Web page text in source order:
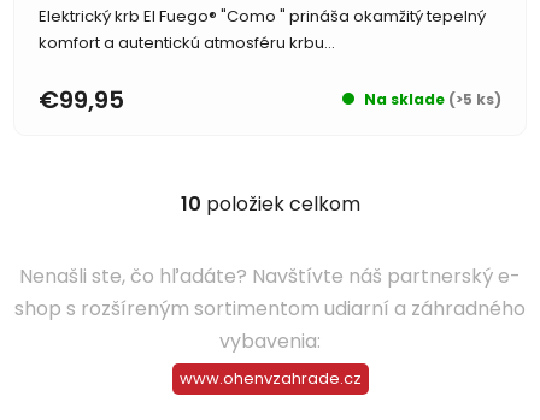
Na sklade (>5 ks)
€99,95
Elektrický krb El Fuego® "Como " prináša okamžitý tepelný
komfort a autentickú atmosféru krbu...
O
l
á
d
a
c
i
10 položiek celkom
Nenašli ste, čo hľadáte? Navštívte náš partnerský e-
shop s rozšíreným sortimentom udiarní a záhradného
vybavenia:
www.ohenvzahrade.cz